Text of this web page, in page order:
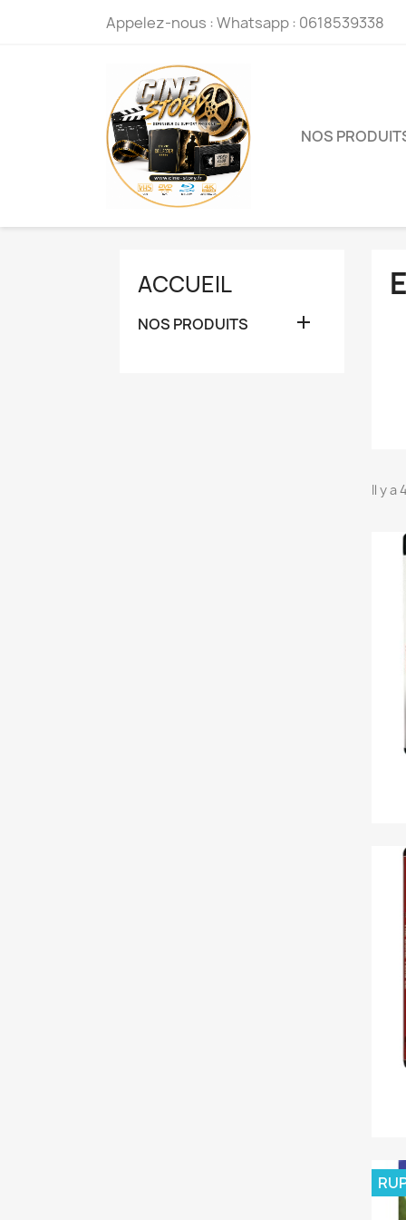
Appelez-nous :Whatsapp : 0618539338
NOS
ACCUEIL
NOS PRODUITS 
Il y a